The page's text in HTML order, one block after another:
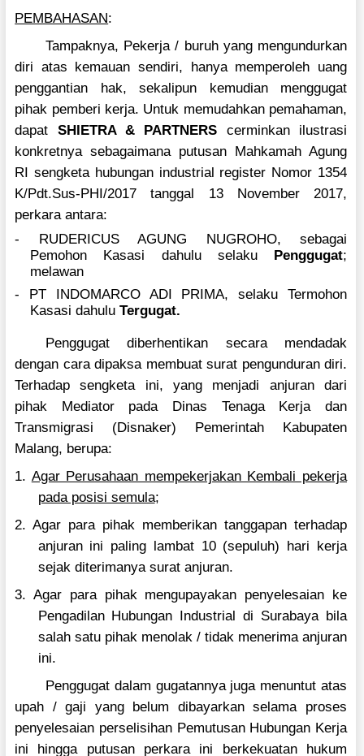
PEMBAHASAN:
Tampaknya, Pekerja / buruh yang mengundurkan
diri atas kemauan sendiri, hanya memperoleh uang
penggantian hak, sekalipun kemudian menggugat
pihak pemberi kerja. Untuk memudahkan pemahaman,
dapat SHIETRA & PARTNERS cerminkan ilustrasi
konkretnya sebagaimana putusan Mahkamah Agung
RI sengketa hubungan industrial register Nomor 1354
K/Pdt.Sus-PHI/2017 tanggal 13 November 2017,
perkara antara:
- RUDERICUS AGUNG NUGROHO, sebagai
Pemohon Kasasi dahulu selaku Penggugat;
melawan
- PT INDOMARCO ADI PRIMA, selaku Termohon
Kasasi dahuluTergugat.
Penggugat diberhentikan secara mendadak
dengan cara dipaksa membuat surat pengunduran diri.
Terhadap sengketa ini, yang menjadi anjuran dari
pihak Mediator pada Dinas Tenaga Kerja dan
Transmigrasi (Disnaker) Pemerintah Kabupaten
Malang, berupa:
1. Agar Perusahaan mempekerjakan Kembali pekerja
pada posisi semula;
2. Agar para pihak memberikan tanggapan terhadap
anjuran ini paling lambat 10 (sepuluh) hari kerja
sejak diterimanya surat anjuran.
3. Agar para pihak mengupayakan penyelesaian ke
Pengadilan Hubungan Industrial di Surabaya bila
salah satu pihak menolak / tidak menerima anjuran
ini.
Penggugat dalam gugatannya juga menuntut atas
upah / gaji yang belum dibayarkan selama proses
penyelesaian perselisihan Pemutusan Hubungan Kerja
ini hingga putusan perkara ini berkekuatan hukum